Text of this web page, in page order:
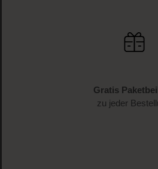
Gratis
zu jeder